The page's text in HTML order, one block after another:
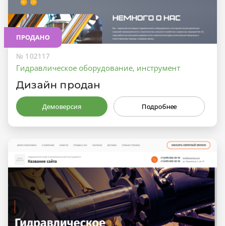
ПРОДАНО
№ 102117
Гидравлическое оборудование, инструмент
Дизайн продан
Демоверсия Подробнее